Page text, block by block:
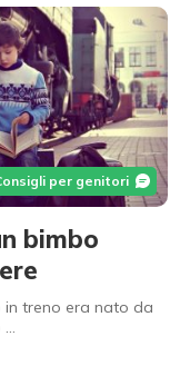
per genitori
bimbo
in treno era nato da
…